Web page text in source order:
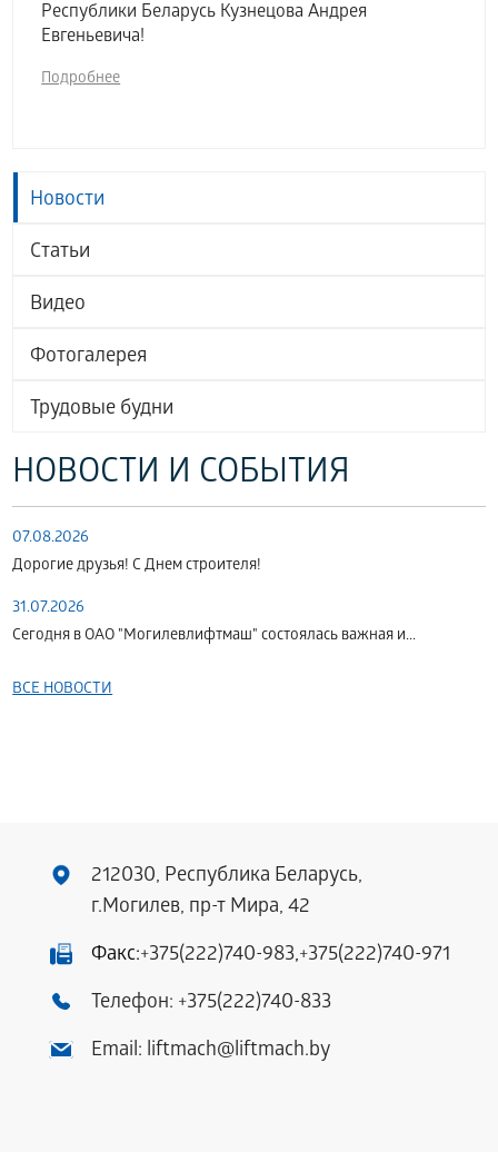
Новости
Статьи
Видео
Фотогалерея
Трудовые будни
НОВОСТИ И СОБЫТИЯ
07.08.2026
Дорогие друзья! С Днем строителя!
31.07.2026
Сегодня в ОАО "Могилевлифтмаш" состоялась важная и...
ВСЕ НОВОСТИ
Республики Беларусь Кузнецова Андрея
Евгеньевича!
Подробнее
212030, Республика Беларусь,
г.Могилев, пр-т Мира, 42
Факс:+375(222)740-983,+375(222)740-971
Телефон: +375(222)740-833
Email: liftmach@liftmach.by